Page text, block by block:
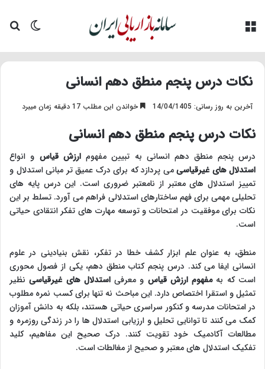
تغییر
نکات درس پنجم منطق دهم انسانی
آخرین به روز رسانی: 14/04/1405 خواندن این مطلب 17 دقیقه زمان میبرد
نکات درس پنجم منطق دهم انسانی
درس پنجم منطق دهم انسانی به تبیین مفهومارزش قیاس و انواع
استدلال های غیرقیاسیمی پردازد که برای درک عمیق تر مبانی استدلال و
تمییز استدلال های معتبر از نامعتبر ضروری است. این درس پایه های
تحلیلی مهمی برای فهم ساختارهای استدلالی فراهم می آورد. تسلط بر این
نکات برای موفقیت در امتحانات و توسعه مهارت های تفکر انتقادی حیاتی
است.
منطق، به عنوان علم ابزار کشف خطا در تفکر، نقش بنیادینی در علوم
انسانی ایفا می کند. درس پنجم کتاب منطق دهم، یکی از فصول محوری
است که بهمفهوم ارزش قیاس و معرفیاستدلال های غیرقیاسینظیر
تمثیل و استقرا اختصاص دارد. این مباحث نه تنها برای کسب نمره مطلوب
در امتحانات مدرسه و کنکور سراسری حیاتی هستند، بلکه به دانش آموزان
کمک می کنند تا توانایی تحلیل و ارزیابی استدلال ها را در زندگی روزمره و
مطالعات آکادمیک خود تقویت کنند. درک صحیح این مفاهیم، کلید
تفکیک استدلال های معتبر و صحیح از مغالطات است.